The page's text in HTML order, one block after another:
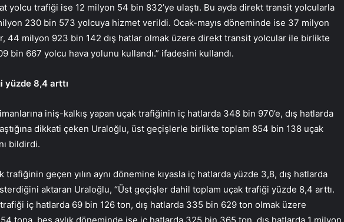
yolcu trafiği ise 12 milyon 54 bin 832’ye ulaştı. Bu ayda direkt transit yolcularla
230 bin 573 yolcuya hizmet verildi. Ocak-mayıs döneminde ise 37 milyon
44 milyon 923 bin 142 dış hatlar olmak üzere direkt transit yolcular ile birlikte
bin 667 yolcu hava yolunu kullandı.” ifadesini kullandı.
yüzde 8,4 arttı
iniş-kalkış yapan uçak trafiğinin iç hatlarda 348 bin 970’e, dış hatlarda
dikkati çeken Uraloğlu, üst geçişlerle birlikte toplam 854 bin 138 uçak
bildirdi.
trafiğinin geçen yılın aynı dönemine kıyasla iç hatlarda yüzde 3,8, dış hatlarda
aktaran Uraloğlu, “Üst geçişler dahil toplam uçak trafiği yüzde 8,4 arttı.
trafiği iç hatlarda 69 bin 126 ton, dış hatlarda 335 bin 629 ton olmak üzere